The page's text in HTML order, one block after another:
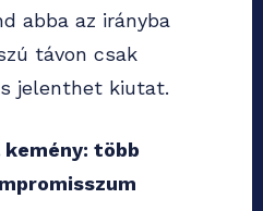
abba az irányba
távon csak
jelenthet kiutat.
több